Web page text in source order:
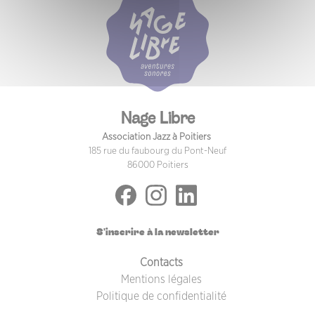
Contacts
Mentions légales
Politique de confidentialité
Nage Libre
Association Jazz à Poitiers
185 rue du faubourg du Pont-Neuf
86000 Poitiers
S'inscrire à la newsletter